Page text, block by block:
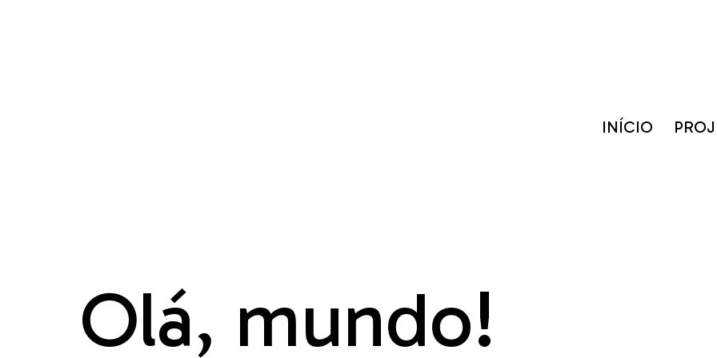
INÍCIO
Olá, mundo!